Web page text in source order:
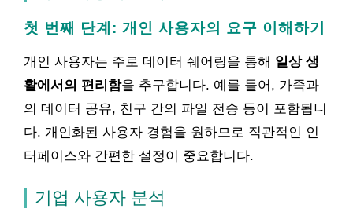
첫 번째 단계: 개인 사용자의 요구 이해하기
개인 사용자는 주로 데이터 쉐어링을 통해 일상 생
활에서의 편리함을 추구합니다. 예를 들어, 가족과
의 데이터 공유, 친구 간의 파일 전송 등이 포함됩니
다. 개인화된 사용자 경험을 원하므로 직관적인 인
터페이스와 간편한 설정이 중요합니다.
기업 사용자 분석